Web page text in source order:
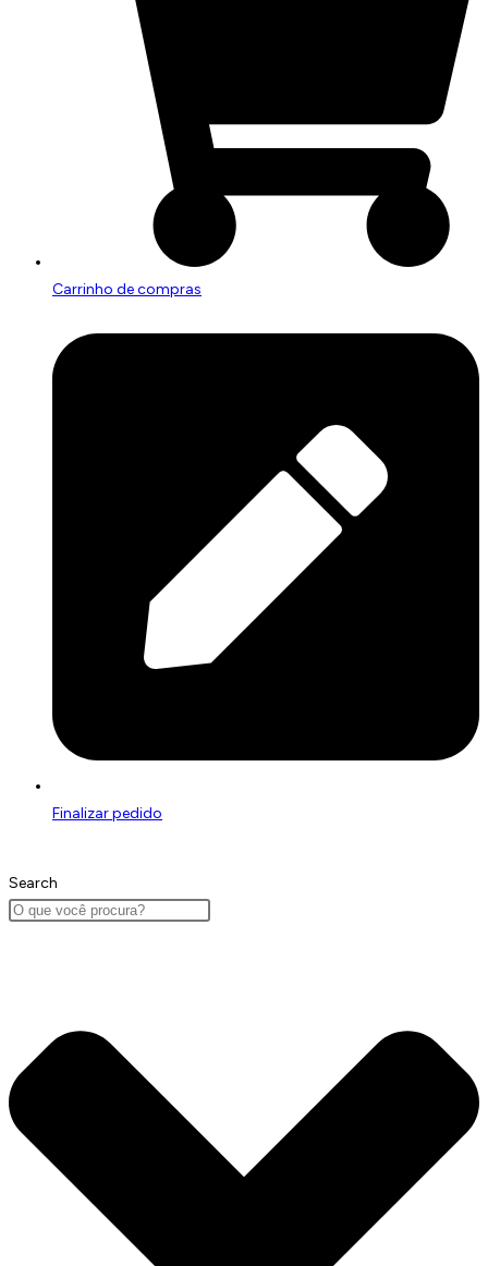
Carrinho de compras
Finalizar pedido
Search